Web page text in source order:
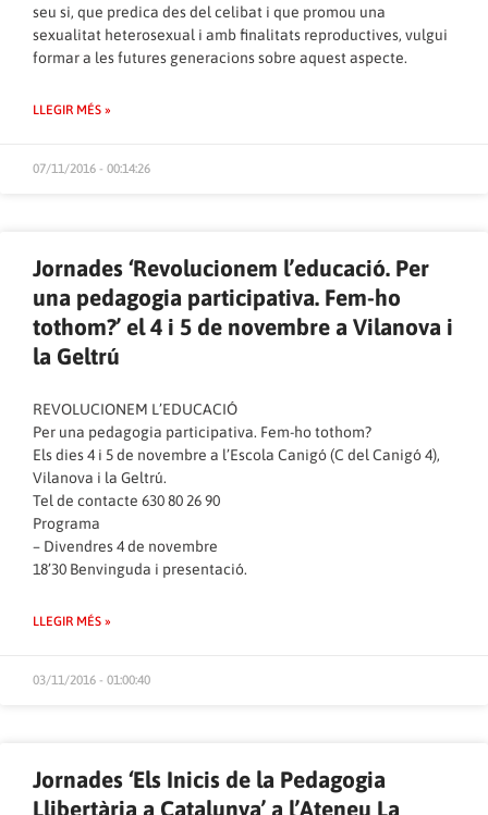
seu si, que predica des del celibat i que promou una
sexualitat heterosexual i amb finalitats reproductives, vulgui
formar a les futures generacions sobre aquest aspecte.
LLEGIR MÉS »
07/11/2016 - 00:14:26
Jornades ‘Revolucionem l’educació. Per
una pedagogia participativa. Fem-ho
tothom?’ el 4 i 5 de novembre a Vilanova i
la Geltrú
REVOLUCIONEM L’EDUCACIÓ
Per una pedagogia participativa. Fem-ho tothom?
Els dies 4 i 5 de novembre a l’Escola Canigó (C del Canigó 4),
Vilanova i la Geltrú.
Tel de contacte 630 80 26 90
Programa
– Divendres 4 de novembre
18’30 Benvinguda i presentació.
LLEGIR MÉS »
03/11/2016 - 01:00:40
Jornades ‘Els Inicis de la Pedagogia
Llibertària a Catalunya’ a l’Ateneu La